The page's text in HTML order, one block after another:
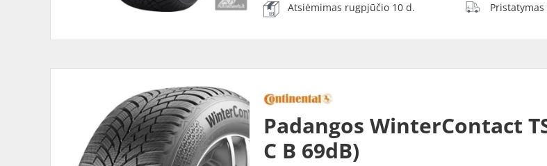
Atsiėmimas rugpjūčio 10 d.
Padangos WinterContact
C B 69dB)